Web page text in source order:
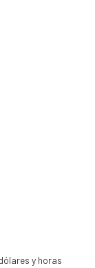
y horas